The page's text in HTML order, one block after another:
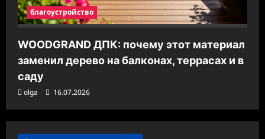
благоустройство
WOODGRAND ДПК: почему этот материал
заменил дерево на балконах, террасах и в
саду
olga 16.07.2026